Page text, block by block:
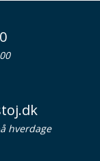
hverdage